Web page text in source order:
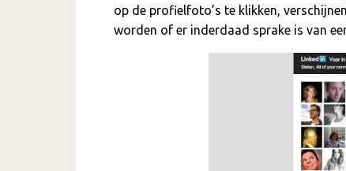
op de profielfoto’s te klikken,
worden of er inderdaad sprake is van